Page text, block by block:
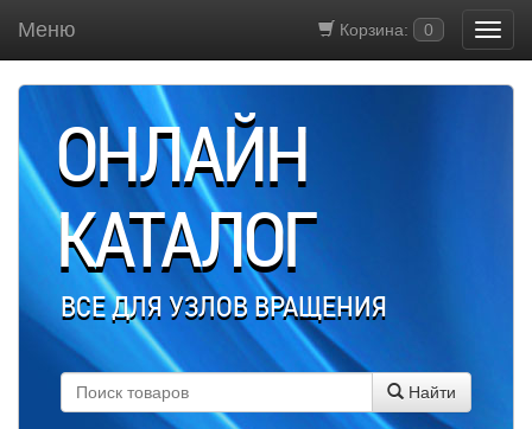
Корзина: 0
Меню
ОНЛАЙН
КАТАЛОГ
ВСЕ ДЛЯ УЗЛОВ ВРАЩЕНИЯ
Найти